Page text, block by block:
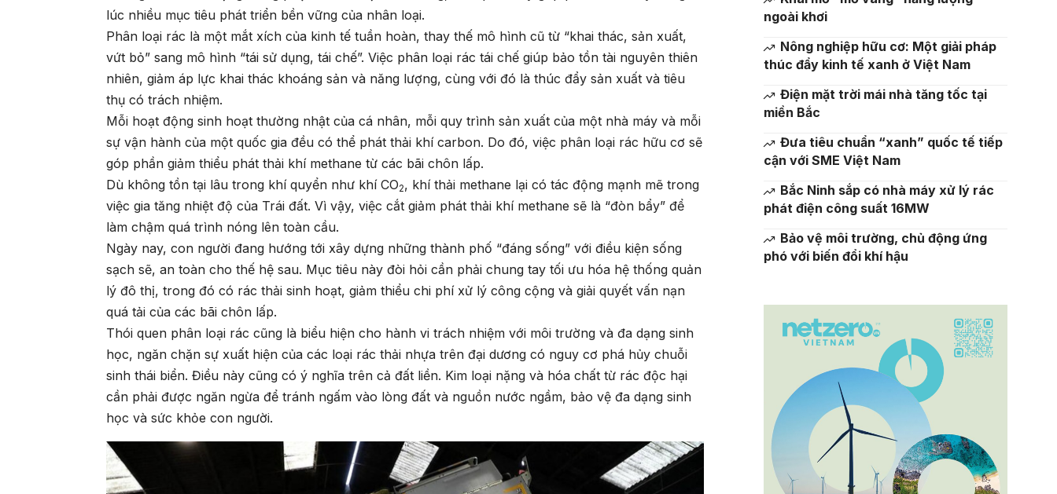
lúc nhiều mục tiêu phát triển bền vững của nhân loại.
Phân loại rác là một mắt xích của kinh tế tuần hoàn, thay thế mô hình cũ từ “khai thác, sản xuất,
vứt bỏ” sang mô hình “tái sử dụng, tái chế”. Việc phân loại rác tái chế giúp bảo tồn tài nguyên thiên
nhiên, giảm áp lực khai thác khoáng sản và năng lượng, cùng với đó là thúc đẩy sản xuất và tiêu
thụ có trách nhiệm.
Mỗi hoạt động sinh hoạt thường nhật của cá nhân, mỗi quy trình sản xuất của một nhà máy và mỗi
sự vận hành của một quốc gia đều có thể phát thải khí carbon. Do đó, việc phân loại rác hữu cơ sẽ
góp phần giảm thiểu phát thải khí methane từ các bãi chôn lấp.
Dù không tồn tại lâu trong khí quyển như khí CO2, khí thải methane lại có tác động mạnh mẽ trong
việc gia tăng nhiệt độ của Trái đất. Vì vậy, việc cắt giảm phát thải khí methane sẽ là “đòn bẩy” để
làm chậm quá trình nóng lên toàn cầu.
Ngày nay, con người đang hướng tới xây dựng những thành phố “đáng sống” với điều kiện sống
sạch sẽ, an toàn cho thế hệ sau. Mục tiêu này đòi hỏi cần phải chung tay tối ưu hóa hệ thống quản
lý đô thị, trong đó có rác thải sinh hoạt, giảm thiểu chi phí xử lý công cộng và giải quyết vấn nạn
quá tải của các bãi chôn lấp.
Thói quen phân loại rác cũng là biểu hiện cho hành vi trách nhiệm với môi trường và đa dạng sinh
học, ngăn chặn sự xuất hiện của các loại rác thải nhựa trên đại dương có nguy cơ phá hủy chuỗi
sinh thái biển. Điều này cũng có ý nghĩa trên cả đất liền. Kim loại nặng và hóa chất từ rác độc hại
cần phải được ngăn ngừa để tránh ngấm vào lòng đất và nguồn nước ngầm, bảo vệ đa dạng sinh
học và sức khỏe con người.
ngoài khơi
Nông nghiệp hữu cơ: Một giải pháp
thúc đẩy kinh tế xanh ở Việt Nam
Điện mặt trời mái nhà tăng tốc tại
miền Bắc
Đưa tiêu chuẩn “xanh” quốc tế tiếp
cận với SME Việt Nam
Bắc Ninh sắp có nhà máy xử lý rác
phát điện công suất 16MW
Bảo vệ môi trường, chủ động ứng
phó với biến đổi khí hậu